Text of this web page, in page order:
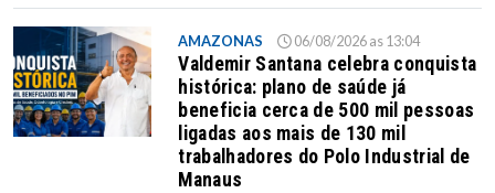
AMAZONAS 06/08/2026 as 13:04
Valdemir Santana celebra conquista
histórica: plano de saúde já
beneficia cerca de 500 mil pessoas
ligadas aos mais de 130 mil
trabalhadores do Polo Industrial de
Manaus